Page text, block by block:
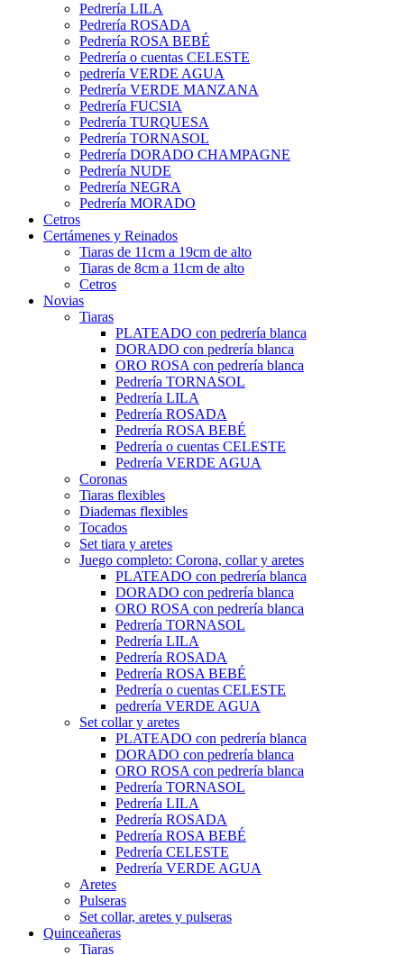
Pedrería LILA
Pedrería ROSADA
Pedrería ROSA BEBÉ
Pedrería o cuentas CELESTE
pedrería VERDE AGUA
Pedrería VERDE MANZANA
Pedrería FUCSIA
Pedrería TURQUESA
Pedrería TORNASOL
Pedrería DORADO CHAMPAGNE
Pedrería NUDE
Pedrería NEGRA
Pedrería MORADO
Cetros
Certámenes y Reinados
Tiaras de 11cm a 19cm de alto
Tiaras de 8cm a 11cm de alto
Cetros
Novias
Tiaras
PLATEADO con pedrería blanca
DORADO con pedrería blanca
ORO ROSA con pedrería blanca
Pedrería TORNASOL
Pedrería LILA
Pedrería ROSADA
Pedrería ROSA BEBÉ
Pedrería o cuentas CELESTE
Pedrería VERDE AGUA
Coronas
Tiaras flexibles
Diademas flexibles
Tocados
Set tiara y aretes
Juego completo: Corona, collar y aretes
PLATEADO con pedrería blanca
DORADO con pedrería blanca
ORO ROSA con pedrería blanca
Pedrería TORNASOL
Pedrería LILA
Pedrería ROSADA
Pedrería ROSA BEBÉ
Pedrería o cuentas CELESTE
pedrería VERDE AGUA
Set collar y aretes
PLATEADO con pedrería blanca
DORADO con pedrería blanca
ORO ROSA con pedrería blanca
Pedrería TORNASOL
Pedrería LILA
Pedrería ROSADA
Pedrería ROSA BEBÉ
Pedrería CELESTE
Pedrería VERDE AGUA
Aretes
Pulseras
Set collar, aretes y pulseras
Quinceañeras
Tiaras